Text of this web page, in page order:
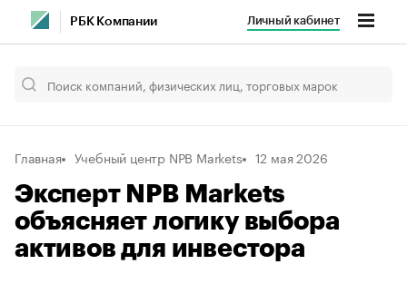
РБК Компании Личный кабинет
Главная Учебный центр NPB Markets 12 мая 2026
Эксперт NPB Markets
объясняет логику выбора
активов для инвестора